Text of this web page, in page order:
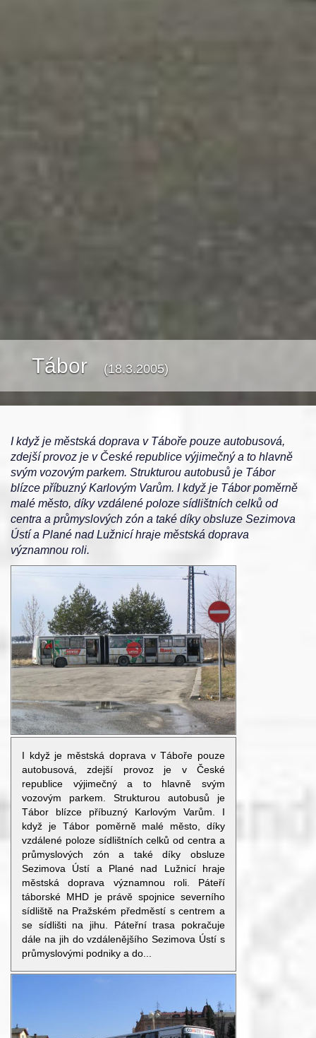
Tábor (18.3.2005)
I když je městská doprava v Táboře pouze autobusová,
zdejší provoz je v České republice výjimečný a to hlavně
svým vozovým parkem. Strukturou autobusů je Tábor
blízce příbuzný Karlovým Varům. I když je Tábor poměrně
malé město, díky vzdálené poloze sídlištních celků od
centra a průmyslových zón a také díky obsluze Sezimova
Ústí a Plané nad Lužnicí hraje městská doprava
významnou roli.
I když je městská doprava v Táboře pouze
autobusová, zdejší provoz je v České
republice výjimečný a to hlavně svým
vozovým parkem. Strukturou autobusů je
Tábor blízce příbuzný Karlovým Varům. I
když je Tábor poměrně malé město, díky
vzdálené poloze sídlištních celků od centra a
průmyslových zón a také díky obsluze
Sezimova Ústí a Plané nad Lužnicí hraje
městská doprava významnou roli. Páteří
táborské MHD je právě spojnice severního
sídliště na Pražském předměstí s centrem a
se sídlišti na jihu. Páteřní trasa pokračuje
dále na jih do vzdálenějšího Sezimova Ústí s
průmyslovými podniky a do...